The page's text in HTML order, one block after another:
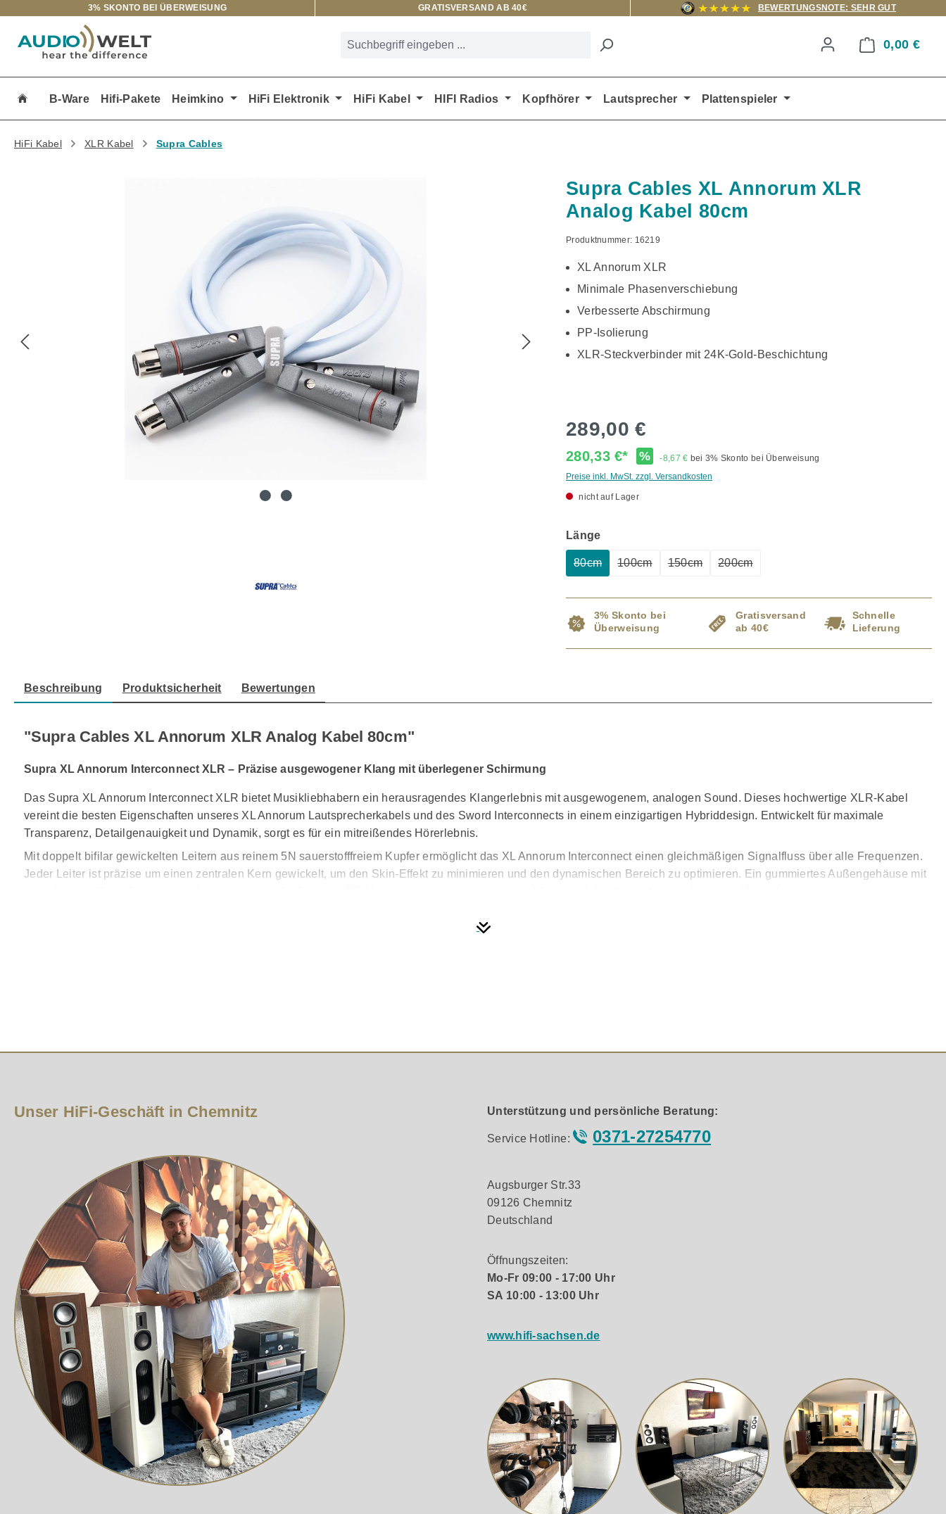
Hauptinhalt springen
Zur Suche springen
Zur Hauptnavigation springen
3% SKONTO BEI ÜBERWEISUNG GRATISVERSAND AB 40€ BEWERTUNGSNOTE: SEHR GUT
0,00 €
B-Ware Hifi-Pakete Heimkino HiFi Elektronik HiFi Kabel HIFI Radios Kopfhörer Lautsprecher Plattenspieler
HiFi Kabel XLR Kabel Supra Cables
Supra Cables XL Annorum XLR
Analog Kabel 80cm
Produktnummer: 16219
XL Annorum XLR
Minimale Phasenverschiebung
Verbesserte Abschirmung
PP-Isolierung
XLR-Steckverbinder mit 24K-Gold-Beschichtung
289,00 €
280,33 €* % -8,67 € bei 3% Skonto bei Überweisung
Preise inkl. MwSt. zzgl. Versandkosten
nicht auf Lager
Längeauswählen
80cm 100cm 150cm 200cm
3% Skonto bei
Überweisung
Gratisversand
ab 40€
Schnelle
Lieferung
Beschreibung Produktsicherheit Bewertungen
"Supra Cables XL Annorum XLR Analog Kabel 80cm"
Supra XL Annorum Interconnect XLR – Präzise ausgewogener Klang mit überlegener Schirmung
Das Supra XL Annorum Interconnect XLR bietet Musikliebhabern ein herausragendes Klangerlebnis mit ausgewogenem, analogen Sound. Dieses hochwertige XLR-Kabel
vereint die besten Eigenschaften unseres XL Annorum Lautsprecherkabels und des Sword Interconnects in einem einzigartigen Hybriddesign. Entwickelt für maximale
Transparenz, Detailgenauigkeit und Dynamik, sorgt es für ein mitreißendes Hörerlebnis.
Mit doppelt bifilar gewickelten Leitern aus reinem 5N sauerstofffreiem Kupfer ermöglicht das XL Annorum Interconnect einen gleichmäßigen Signalfluss über alle Frequenzen.
Jeder Leiter ist präzise um einen zentralen Kern gewickelt, um den Skin-Effekt zu minimieren und den dynamischen Bereich zu optimieren. Ein gummiertes Außengehäuse mit
Aluminiumfolien-Abschirmung schützt vor externen Störungen, während eine hochwertige PP-Isolierung das Leitermaterial vor Korrosion bewahrt und eine langanhaltende,
Mikrofonfreies Design – Gummibasierte Dämpfungsmaterialien reduzieren unerwünschte mikrofonische Effekte und bewahren die Klarheit des Signals.
24K-Gold-plattierte Swift XLR-Steckverbinder – Hochwertige, langlebige Steckverbindungen für professionelle Audioanwendungen.
Verbesserte Abschirmung – Aluminiumfolien-Abschirmung blockiert RFI und externe Störungen, um eine erstklassige Signalqualität zu erhalten.
PP-Isolierung – Chemisch stabile Isolierung verhindert korrosionsbedingte Klangverluste und sorgt für eine langanhaltende Qualität.
Unser HiFi-Geschäft in Chemnitz Unterstützung und persönliche Beratung:
Service Hotline: 0371-27254770
Augsburger Str.33
09126 Chemnitz
Deutschland
Öffnungszeiten:
Mo-Fr 09:00 - 17:00 Uhr
SA 10:00 - 13:00 Uhr
www.hifi-sachsen.de